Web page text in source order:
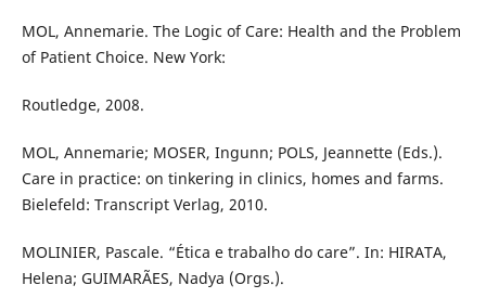
MOL, Annemarie. The Logic of Care: Health and the Problem
of Patient Choice. New York:
Routledge, 2008.
MOL, Annemarie; MOSER, Ingunn; POLS, Jeannette (Eds.).
Care in practice: on tinkering in clinics, homes and farms.
Bielefeld: Transcript Verlag, 2010.
MOLINIER, Pascale. “Ética e trabalho do care”. In: HIRATA,
Helena; GUIMARÃES, Nadya (Orgs.).